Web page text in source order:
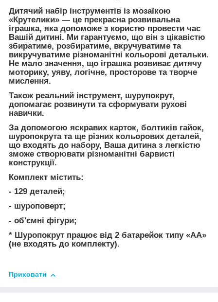
Дитячий набір інструментів із мозаїкою
«Крутелики» — це прекрасна розвивальна
іграшка, яка допоможе з користю провести час
Вашій дитині. Ми гарантуємо, що він з цікавістю
збиратиме, розбиратиме, вкручуватиме та
викручуватиме різноманітні кольорові детальки.
Не мало значення, що іграшка розвиває дитячу
моторику, уяву, логічне, просторове та творче
мислення.
Також реальний інструмент, шурупокрут,
допомагає розвинути та сформувати рухові
навички.
За допомогою яскравих карток, болтиків гайок,
шуропокрута та ще різних кольорових деталей,
що входять до набору, Ваша дитина з легкістю
зможе створювати різноманітні барвисті
конструкції.
Комплект містить:
- 129 деталей;
- шуроповерт;
- об'ємні фігури;
* Шуропокрут працює від 2 батарейок типу «АА»
(не входять до комплекту).
Приховати